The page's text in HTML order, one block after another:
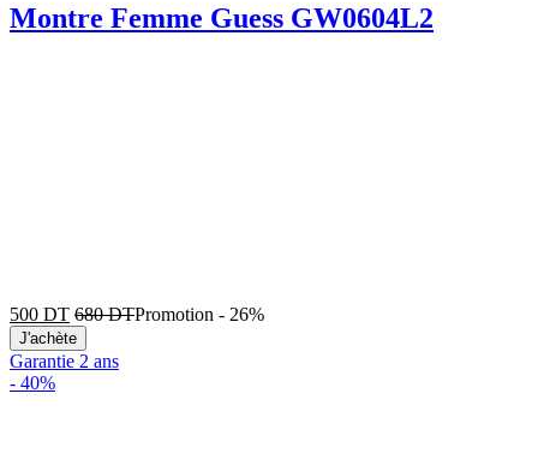
Montre Femme Guess GW0604L2
500 DT 680DTPromotion - 26%
J'achète
Garantie 2 ans
- 40%